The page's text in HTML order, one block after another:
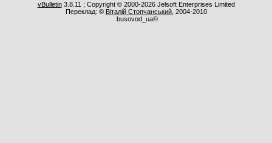
vBulletin3.8.11 ; Copyright © 2000-2026 Jelsoft Enterprises Limited
Переклад: © Віталій Стопчанський, 2004-2010
busovod_ua©